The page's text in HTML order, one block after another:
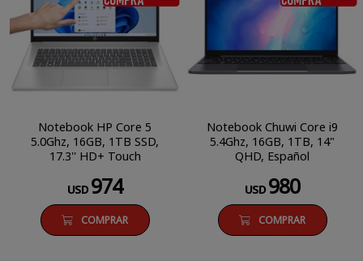
Notebook HP Core 5
5.0Ghz, 16GB, 1TB SSD,
17.3'' HD+ Touch
USD 974
COMPRAR
Notebook Chuwi Core i9
5.4Ghz, 16GB, 1TB, 14"
QHD, Español
USD 980
COMPRAR